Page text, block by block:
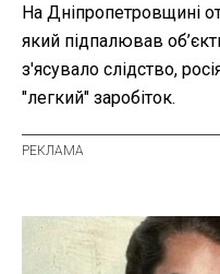
На Дніпропетровщині
який підпалював
з'ясувало слідство,
"легкий" заробіток.